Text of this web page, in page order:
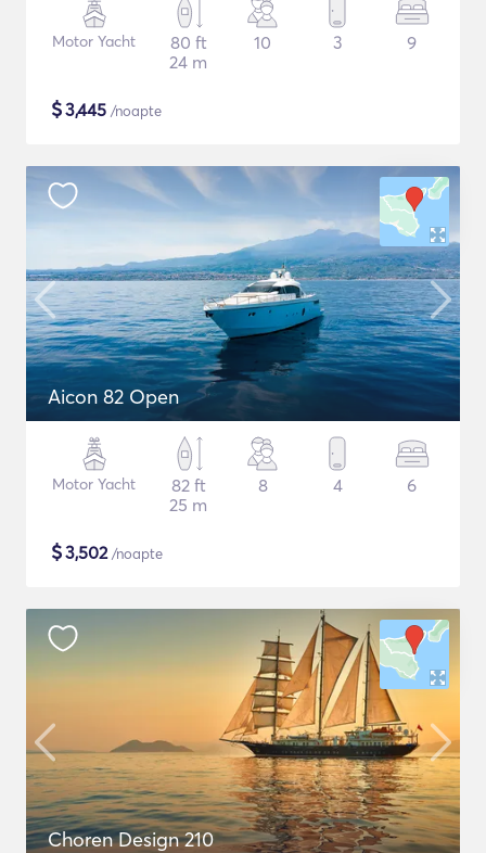
Motor Yacht
80 ft
24 m
10 3 9
$3,445 /noapte
Aicon 82 Open
Motor Yacht
82 ft
25 m
8 4 6
$3,502/noapte
Choren Design 210